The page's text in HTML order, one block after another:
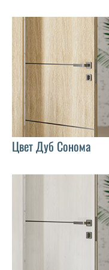
Цвет Дуб Сонома